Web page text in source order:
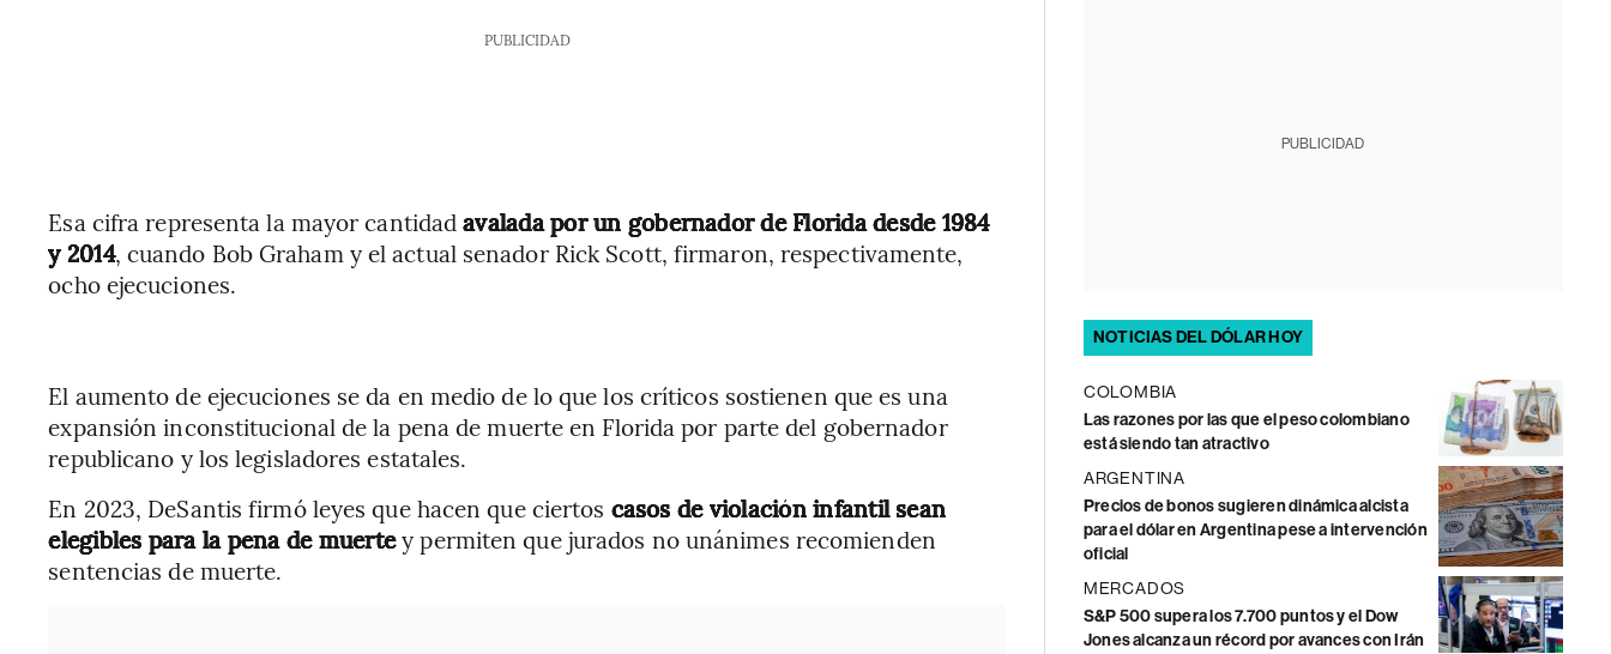
PUBLICIDAD
Esa cifra representa la mayor cantidadavalada por un gobernador de Florida desde 1984
y 2014, cuando Bob Graham y el actual senador Rick Scott, firmaron, respectivamente,
ocho ejecuciones.
El aumento de ejecuciones se da en medio de lo que los críticos sostienen que es una
expansión inconstitucional de la pena de muerte en Florida por parte del gobernador
republicano y los legisladores estatales.
En 2023, DeSantis firmó leyes que hacen que ciertos casos de violación infantil sean
elegibles para la pena de muertey permiten que jurados no unánimes recomienden
sentencias de muerte.
PUBLICIDAD
NOTICIAS DEL DÓLAR HOY
COLOMBIA
Las razones por las que el peso colombiano
está siendo tan atractivo
ARGENTINA
Precios de bonos sugieren dinámica alcista
para el dólar en Argentina pese a intervención
oficial
MERCADOS
S&P 500 supera los 7.700 puntos y el Dow
Jones alcanza un récord por avances con Irán